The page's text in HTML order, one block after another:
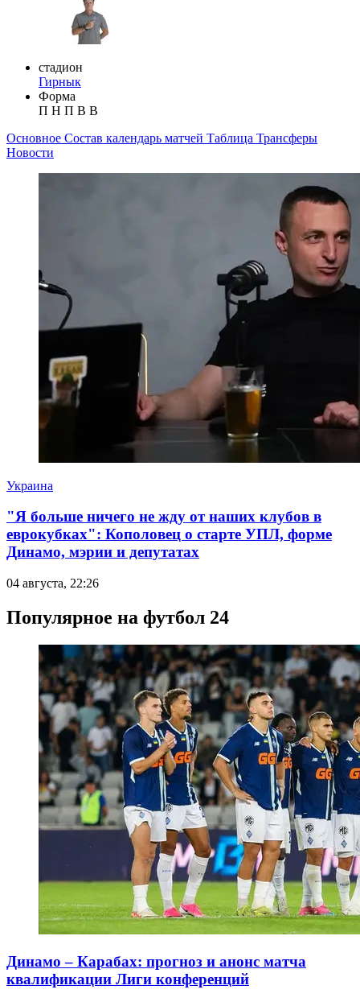
стадион
Гирнык
Форма
П Н П В В
Основное Состав календарь матчей Таблица Трансферы
Новости
Украина
"Я больше ничего не жду от наших клубов в
еврокубках": Кополовец о старте УПЛ, форме
Динамо, мэрии и депутатах
04 августа, 22:26
Популярное на футбол 24
Динамо – Карабах: прогноз и анонс матча
квалификации Лиги конференций